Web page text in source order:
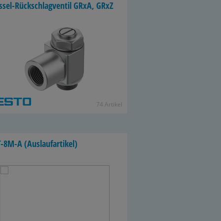
​Rückschlagventil GRxA, GRxZ
74 Ar­ti­kel
​8M-A (Aus­lauf­ar­ti­kel)